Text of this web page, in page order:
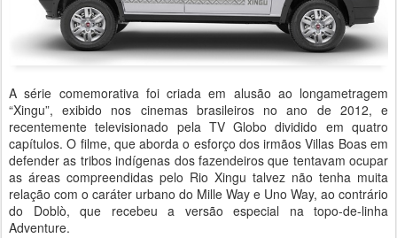
A série comemorativa foi criada em alusão ao longametragem
“Xingu”, exibido nos cinemas brasileiros no ano de 2012, e
recentemente televisionado pela TV Globo dividido em quatro
capítulos. O filme, que aborda o esforço dos irmãos Villas Boas em
defender as tribos indígenas dos fazendeiros que tentavam ocupar
as áreas compreendidas pelo Rio Xingu talvez não tenha muita
relação com o caráter urbano do Mille Way e Uno Way, ao contrário
do Doblò, que recebeu a versão especial na topo-de-linha
Adventure.